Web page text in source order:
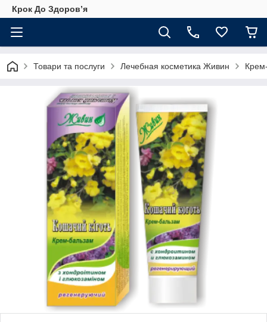
Крок До Здоровʼя
Товари та послуги Лечебная косметика Живин